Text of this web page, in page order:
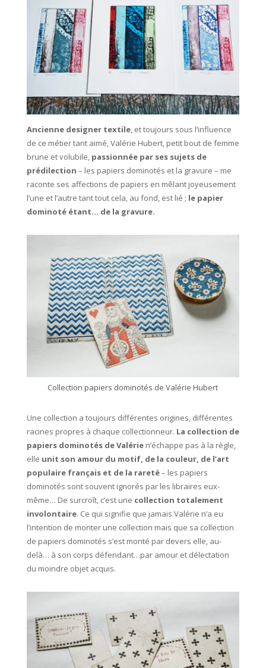
Ancienne designer textile, et toujours sous l’influence
de ce métier tant aimé, Valérie Hubert, petit bout de femme
brune et volubile, passionnée par ses sujets de
prédilection – les papiers dominotés et la gravure – me
raconte ses affections de papiers en mêlant joyeusement
l’une et l’autre tant tout cela, au fond, est lié ; le papier
dominoté étant… de la gravure.
Collection papiers dominotés de Valérie Hubert
Une collection a toujours différentes origines, différentes
racines propres à chaque collectionneur. La collection de
papiers dominotés de Valérien’échappe pas à la règle,
elle unit son amour du motif, de la couleur, de l’art
populaire français et de la rareté– les papiers
dominotés sont souvent ignorés par les libraires eux-
même… De surcroît, c’est une collection totalement
involontaire. Ce qui signifie que jamais Valérie n’a eu
l’intention de monter une collection mais que sa collection
de papiers dominotés s’est monté par devers elle, au-
delà… à son corps défendant…par amour et délectation
du moindre objet acquis.